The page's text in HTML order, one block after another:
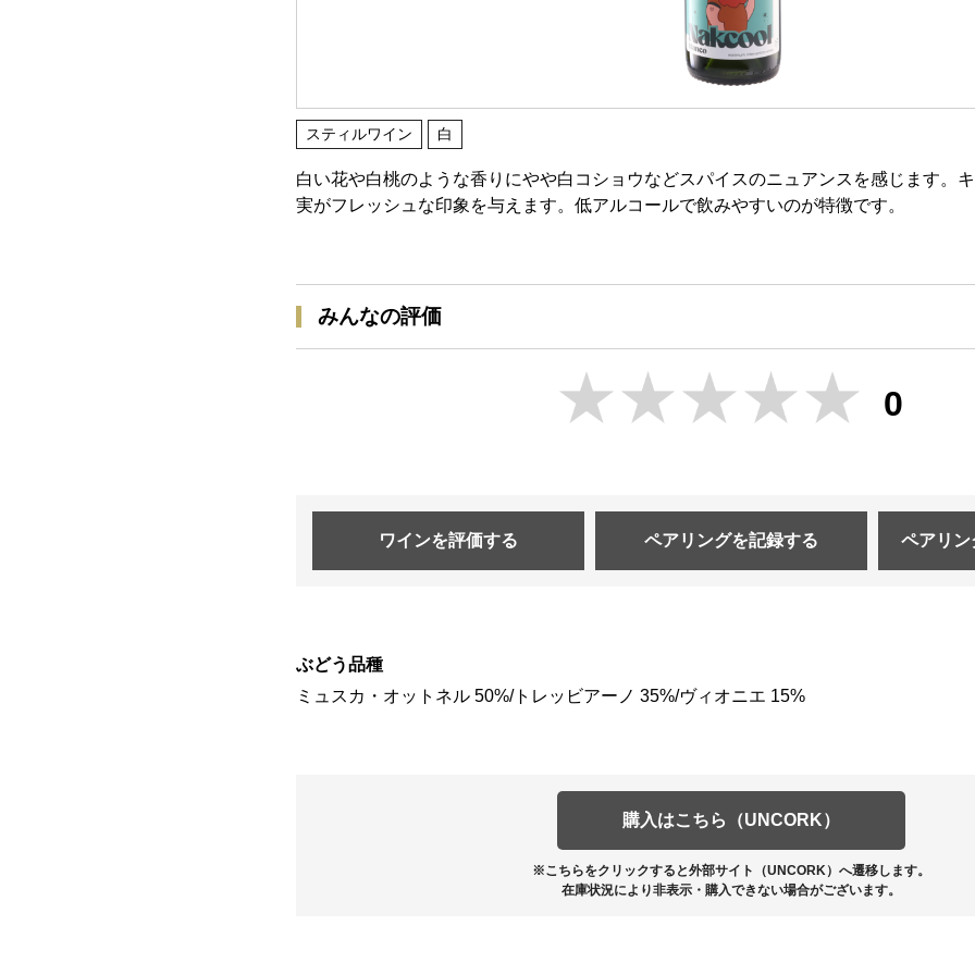
スティルワイン 白
白い花や白桃のような香りにやや白コショウなどスパイスのニュアンスを感じます。
実がフレッシュな印象を与えます。低アルコールで飲みやすいのが特徴です。
みんなの評価
0
ワインを評価する ペアリングを記録する ペアリン
ぶどう品種
ミュスカ・オットネル 50%/トレッビアーノ 35%/ヴィオニエ 15%
購入はこちら（UNCORK）
※こちらをクリックすると外部サイト（UNCORK）へ遷移します。
在庫状況により非表示・購入できない場合がございます。